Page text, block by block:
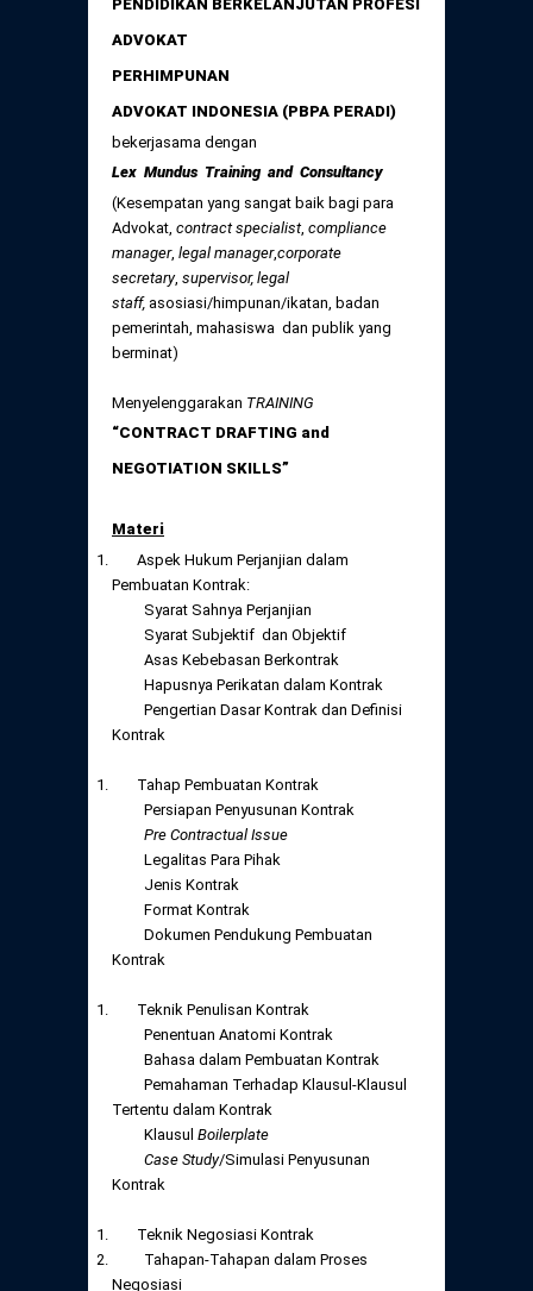
Daftar Perkara Dewan Kehormatan Pusat
Daftar Perkara Dewan Kehormatan Daerah
PENDIDIKAN BERKELANJUTAN PROFESI
ADVOKAT
PERHIMPUNAN
ADVOKAT INDONESIA (PBPA PERADI)
bekerjasama dengan
Lex Mundus Training and Consultancy
(Kesempatan yang sangat baik bagi para
Advokat, contract specialist, compliance
manager, legal manager,corporate
secretary, supervisor, legal
staff, asosiasi/himpunan/ikatan, badan
pemerintah, mahasiswa dan publik yang
berminat)
Menyelenggarakan TRAINING
“CONTRACT DRAFTING and
NEGOTIATION SKILLS”
Materi
Aspek Hukum Perjanjian dalam
Pembuatan Kontrak:
Syarat Sahnya Perjanjian
Syarat Subjektif dan Objektif
Asas Kebebasan Berkontrak
Hapusnya Perikatan dalam Kontrak
Pengertian Dasar Kontrak dan Definisi
Kontrak
Tahap Pembuatan Kontrak
Persiapan Penyusunan Kontrak
Pre Contractual Issue
Legalitas Para Pihak
Jenis Kontrak
Format Kontrak
Dokumen Pendukung Pembuatan
Kontrak
Teknik Penulisan Kontrak
Penentuan Anatomi Kontrak
Bahasa dalam Pembuatan Kontrak
Pemahaman Terhadap Klausul-Klausul
Tertentu dalam Kontrak
Klausul Boilerplate
Case Study/Simulasi Penyusunan
Kontrak
Teknik Negosiasi Kontrak
Tahapan-Tahapan dalam Proses
Negosiasi